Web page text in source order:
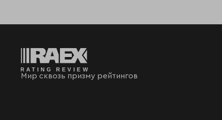
Мир сквозь призму рейтингов